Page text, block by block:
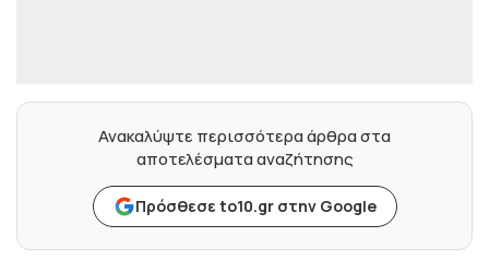
Ανακαλύψτε περισσότερα άρθρα στα
αποτελέσματα αναζήτησης
Πρόσθεσε to10.gr στην Google